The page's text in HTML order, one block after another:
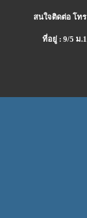
สนใจติดต่อ โทร
ที่อยู่ : 9/5 ม